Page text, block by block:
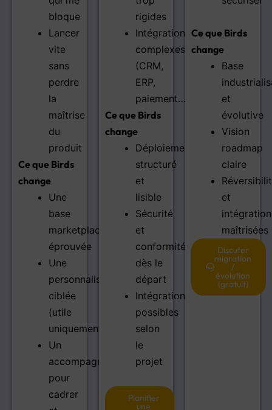
bloque
Lancer
vite
sans
perdre
la
maîtrise
du
produit
Ce que Birds
change
Une
base
marketplace
éprouvée
Une
personnalisation
ciblée
(utile
uniquement)
Un
accompagnement
pour
cadrer
rigides
Intégrations
complexes
(CRM,
ERP,
paiement…)
Ce que Birds
change
Déploiement
structuré
et
lisible
Sécurité
et
conformité
dès le
départ
Intégrations
possibles
selon
le
projet
Planifier
une
Ce que Birds
change
Base
et
évolutive
Vision
roadmap
claire
et
maîtrisées
Discuter
migration
/
évolution
(gratuit)